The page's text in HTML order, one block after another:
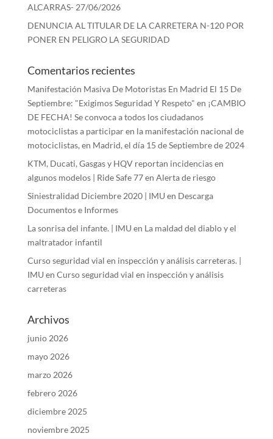
ALCARRAS- 27/06/2026
DENUNCIA AL TITULAR DE LA CARRETERA N-120 POR
PONER EN PELIGRO LA SEGURIDAD
Comentarios recientes
Manifestación Masiva De Motoristas En Madrid El 15 De
Septiembre: "Exigimos Seguridad Y Respeto" en ¡CAMBIO
DE FECHA! Se convoca a todos los ciudadanos
motociclistas a participar en la manifestación nacional de
motociclistas, en Madrid, el día 15 de Septiembre de 2024
KTM, Ducati, Gasgas y HQV reportan incidencias en
algunos modelos | Ride Safe 77en Alerta de riesgo
Siniestralidad Diciembre 2020 | IMU en Descarga
Documentos e Informes
La sonrisa del infante. | IMU en La maldad del diablo y el
maltratador infantil
Curso seguridad vial en inspección y análisis carreteras. |
IMU en Curso seguridad vial en inspección y análisis
carreteras
Archivos
junio 2026
mayo 2026
marzo 2026
febrero 2026
diciembre 2025
noviembre 2025